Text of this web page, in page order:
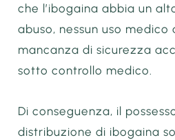
che l’ibogaina abbia un
abuso, nessun uso
mancanza di sicurezza
sotto controllo medico.
Di conseguenza, il
distribuzione di ibogaina